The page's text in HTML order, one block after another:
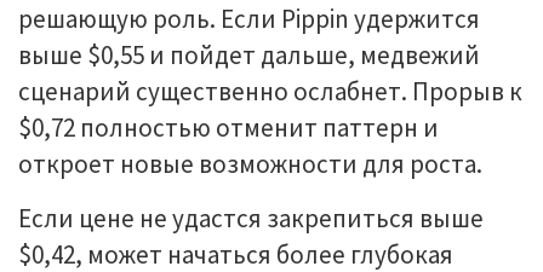
решающую роль. Если Pippin удержится
выше $0,55 и пойдет дальше, медвежий
сценарий существенно ослабнет. Прорыв к
$0,72 полностью отменит паттерн и
откроет новые возможности для роста.
Если цене не удастся закрепиться выше
$0,42, может начаться более глубокая